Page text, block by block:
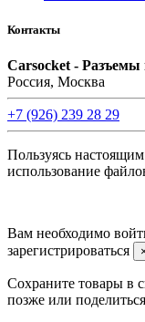
Контакты
Carsocket - Разъемы
Россия, Москва
+7 (926) 239 28 29
Пользуясь
использование
Вам необходимо
зарегистрироваться
Сохраните товары в
позже или